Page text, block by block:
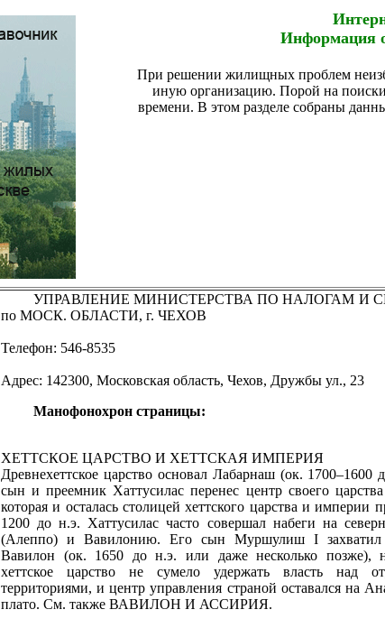
Информация
При решении жилищных проблем
иную организацию. Порой на
времени. В этом разделе собраны
УПРАВЛЕНИЕ МИНИСТЕРСТВА ПО НАЛОГАМ И
по МОСК. ОБЛАСТИ, г. ЧЕХОВ
Телефон: 546-8535
Адрес: 142300, Московская область, Чехов, Дружбы ул., 23
Манофонохрон страницы:
ХЕТТСКОЕ ЦАРСТВО И ХЕТТСКАЯ ИМПЕРИЯ
Дрeвнехеттское царство основал Лабарнаш (ок. 1700–1600
сын и прeемник Хаттусилас перeнес центр своего
которая и осталась столицей хеттского царства и империи
1200 до н.э. Хаттусилас часто совершал набеги на
(Алеппо) и Вавилонию. Его сын Муршулиш I
Вавилон (ок. 1650 до н.э. или даже несколько позже),
хеттское царство не сумело удержать власть над
территориями, и центр управления страной оставался на
плато. См. также ВАВИЛОН И АССИРИЯ.